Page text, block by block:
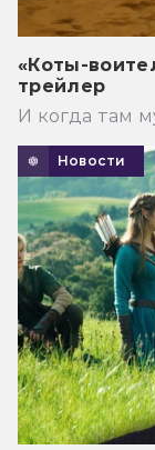
«Коты-
трейлер
И когда там
Новости